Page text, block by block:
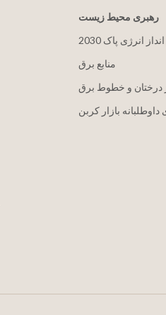
رهبری محیط زیست
انداز انرژی پاک
منابع برق
درختان و خطوط برق
داوطلبانه بازار کربن